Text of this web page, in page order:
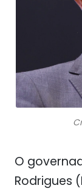
O
Rodrigues